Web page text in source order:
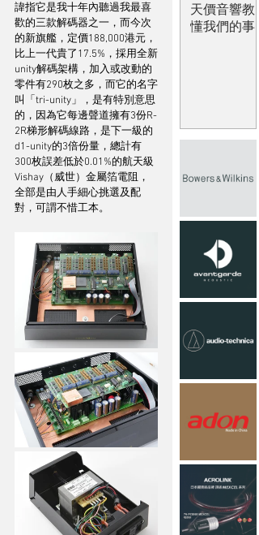
諱指它是我十年內聽過我最喜
歡的三款解碼器之一，而今次
的新旗艦，定價188,000港元，
比上一代貴了17.5%，採用全新
unity解碼架構，加入或改動的
零件有290枚之多，而它的名字
叫「tri-unity」，是有特別意思
的，因為它每邊聲道擁有3份R-
2R梯形解碼線路，是下一級的
d1-unity的3倍份量，總計有
300枚誤差低於0.01%的航天級
Vishay（威世）金屬箔電阻，
全部是由人手細心挑選及配
對，可謂不惜工本。
天價音響教
懂我們的事